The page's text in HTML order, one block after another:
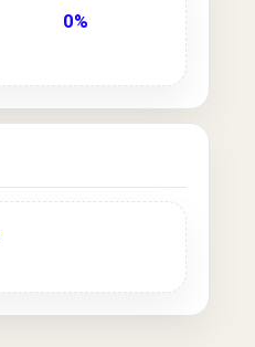
0%